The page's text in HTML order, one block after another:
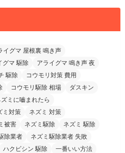
イグマ 屋根裏 鳴き声
グマ 駆除
アライグマ 鳴き声 夜
駆除
コウモリ対策 費用
コウモリ駆除 相場
ダスキン
ズミに嚙まれたら
ミ対策
ネズミ 対策
被害 ネズミ駆除
ネズミ 駆除
除業者
ネズミ駆除業者 失敗
ハクビシン 駆除 一番いい方法